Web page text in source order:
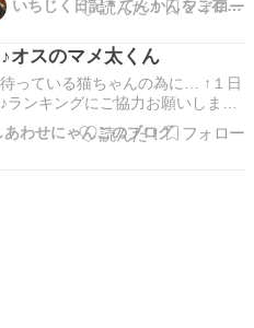
いるのが早々に辛くなりました。
しい。 そんなこんなの中、わた
…
いちじく日記＊てんかんをご存知？＊
オスのマメ太くん
っている猫ちゃんの為に… ↑１日
ランキングにご協力お願いしま
日）しあわせにゃんこねこちゃん
の間に参加予定♪☆イケメンにゃ
あわせにゃんこのブログ